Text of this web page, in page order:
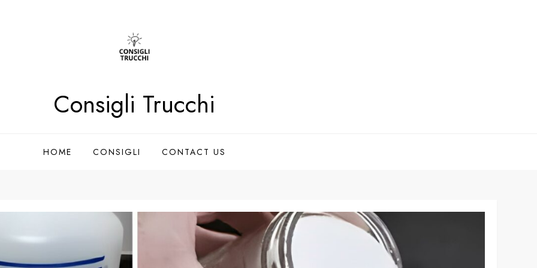
Consigli Trucchi
HOME CONSIGLI CONTACT US